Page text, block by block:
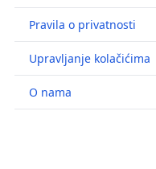
Pravila o privatnosti
Upravljanje kolačićima
O nama